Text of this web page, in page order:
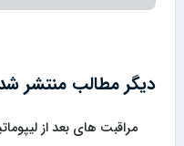
دیگر مطالب منتشر
مراقبت های بعد از لیپوماتیک (۱۰ نکته مهم) که